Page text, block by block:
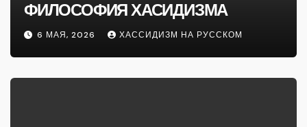
ФИЛОСОФИЯ ХАСИДИЗМА
6 МАЯ, 2026 ХАССИДИЗМ НА РУССКОМ